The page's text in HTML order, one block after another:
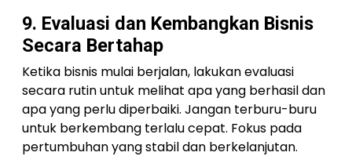
9. Evaluasi dan Kembangkan Bisnis
Secara Bertahap
Ketika bisnis mulai berjalan, lakukan evaluasi
secara rutin untuk melihat apa yang berhasil dan
apa yang perlu diperbaiki. Jangan terburu-buru
untuk berkembang terlalu cepat. Fokus pada
pertumbuhan yang stabil dan berkelanjutan.